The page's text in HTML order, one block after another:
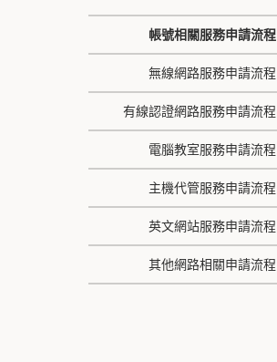
帳號相關服務申請流程
無線網路服務申請流程
有線認證網路服務申請流程
電腦教室服務申請流程
主機代管服務申請流程
英文網站服務申請流程
其他網路相關申請流程